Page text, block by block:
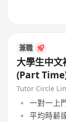
兼職
大學生中
(Part
Tutor Circle
一對一上
平均時薪